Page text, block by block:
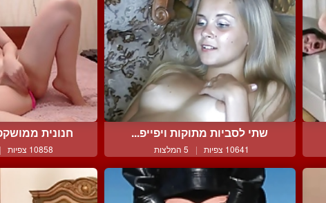
שתי לסביות מתוקות ויפייפ...
10641 צפיות | 5 המלצות
חנונית
10858 צפיות |